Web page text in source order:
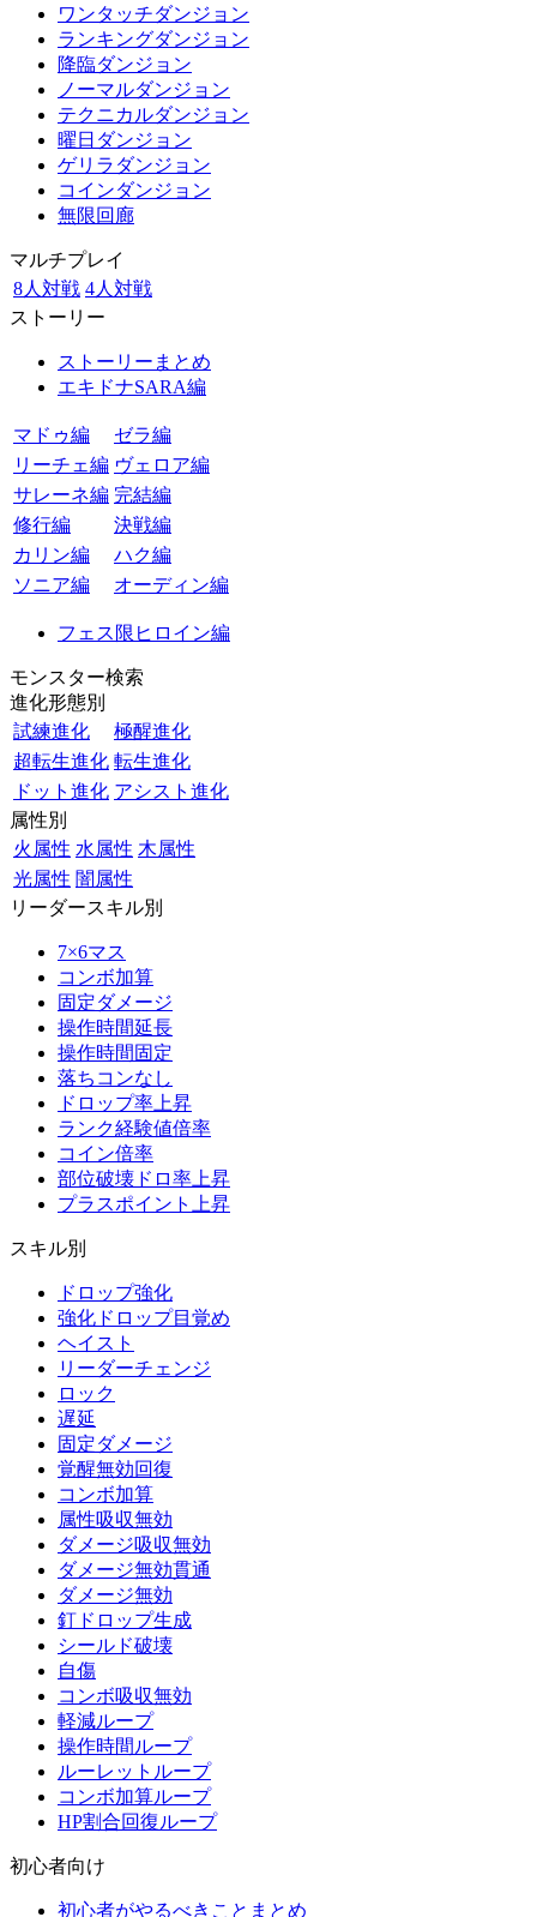
ワンタッチダンジョン
ランキングダンジョン
降臨ダンジョン
ノーマルダンジョン
テクニカルダンジョン
曜日ダンジョン
ゲリラダンジョン
コインダンジョン
無限回廊
マルチプレイ
8人対戦 4人対戦
ストーリー
ストーリーまとめ
エキドナSARA編
マドゥ編
ゼラ編
リーチェ編 ヴェロア編
サレーネ編 完結編
修行編
決戦編
カリン編
ハク編
ソニア編
オーディン編
フェス限ヒロイン編
モンスター検索
進化形態別
試練進化
極醒進化
超転生進化 転生進化
ドット進化 アシスト進化
属性別
火属性 水属性 木属性
光属性 闇属性
リーダースキル別
7×6マス
コンボ加算
固定ダメージ
操作時間延長
操作時間固定
落ちコンなし
ドロップ率上昇
ランク経験値倍率
コイン倍率
部位破壊ドロ率上昇
プラスポイント上昇
スキル別
ドロップ強化
強化ドロップ目覚め
ヘイスト
リーダーチェンジ
ロック
遅延
固定ダメージ
覚醒無効回復
コンボ加算
属性吸収無効
ダメージ吸収無効
ダメージ無効貫通
ダメージ無効
釘ドロップ生成
シールド破壊
自傷
コンボ吸収無効
軽減ループ
操作時間ループ
ルーレットループ
コンボ加算ループ
HP割合回復ループ
初心者向け
初心者がやるべきことまとめ